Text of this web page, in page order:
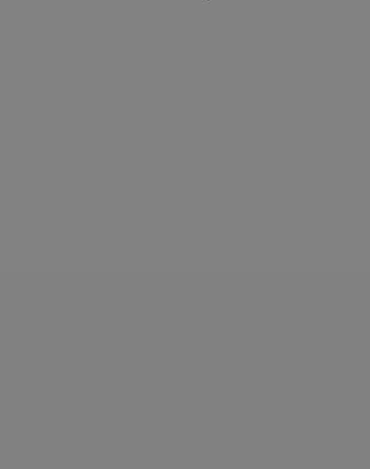
in München. Von
zu entdecken. Zu
traditionelle Hofbräuhaus ist
Stadt ist immer einen Besuch wert.
in unter einer Stunde aus
Schulungen an, sondern im
Ihre Fortbildung durch.
im Angebot. Eine